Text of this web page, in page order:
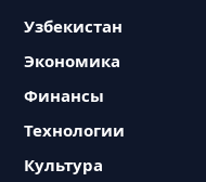
Узбекистан
Экономика
Финансы
Технологии
Культура